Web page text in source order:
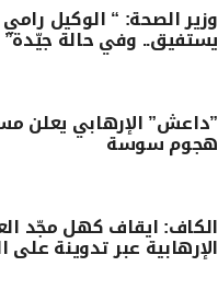
وزير الصحة: “ الوكيل
يستفيق.. وفي حالة جيّدة”
”داعش” الإرهابي يعلن
هجوم سوسة
الكاف: ايقاف كهل مجّد
الإرهابية عبر تدوينة على